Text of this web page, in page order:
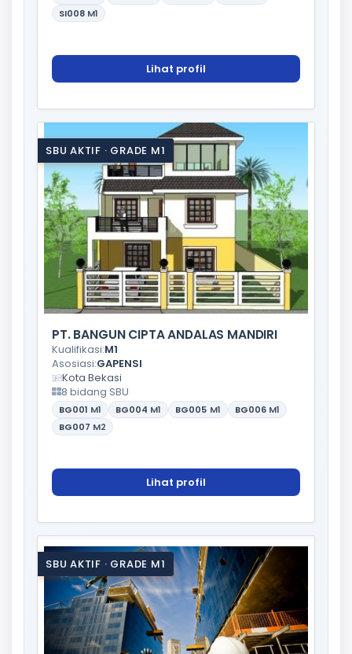
SI008 M1
Lihat profil
SBU AKTIF · GRADE M1
PT. BANGUN CIPTA ANDALAS MANDIRI
Kualifikasi:M1
Asosiasi:GAPENSI
Kota Bekasi
8 bidang SBU
BG001 M1 BG004 M1 BG005 M1 BG006 M1
BG007 M2
Lihat profil
SBU AKTIF · GRADE M1